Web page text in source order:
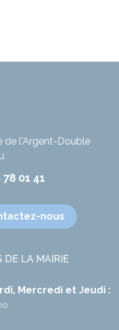
de l'Argent-Double
01 41
nous
DE LA MAIRIE
Mercredi et Jeudi :